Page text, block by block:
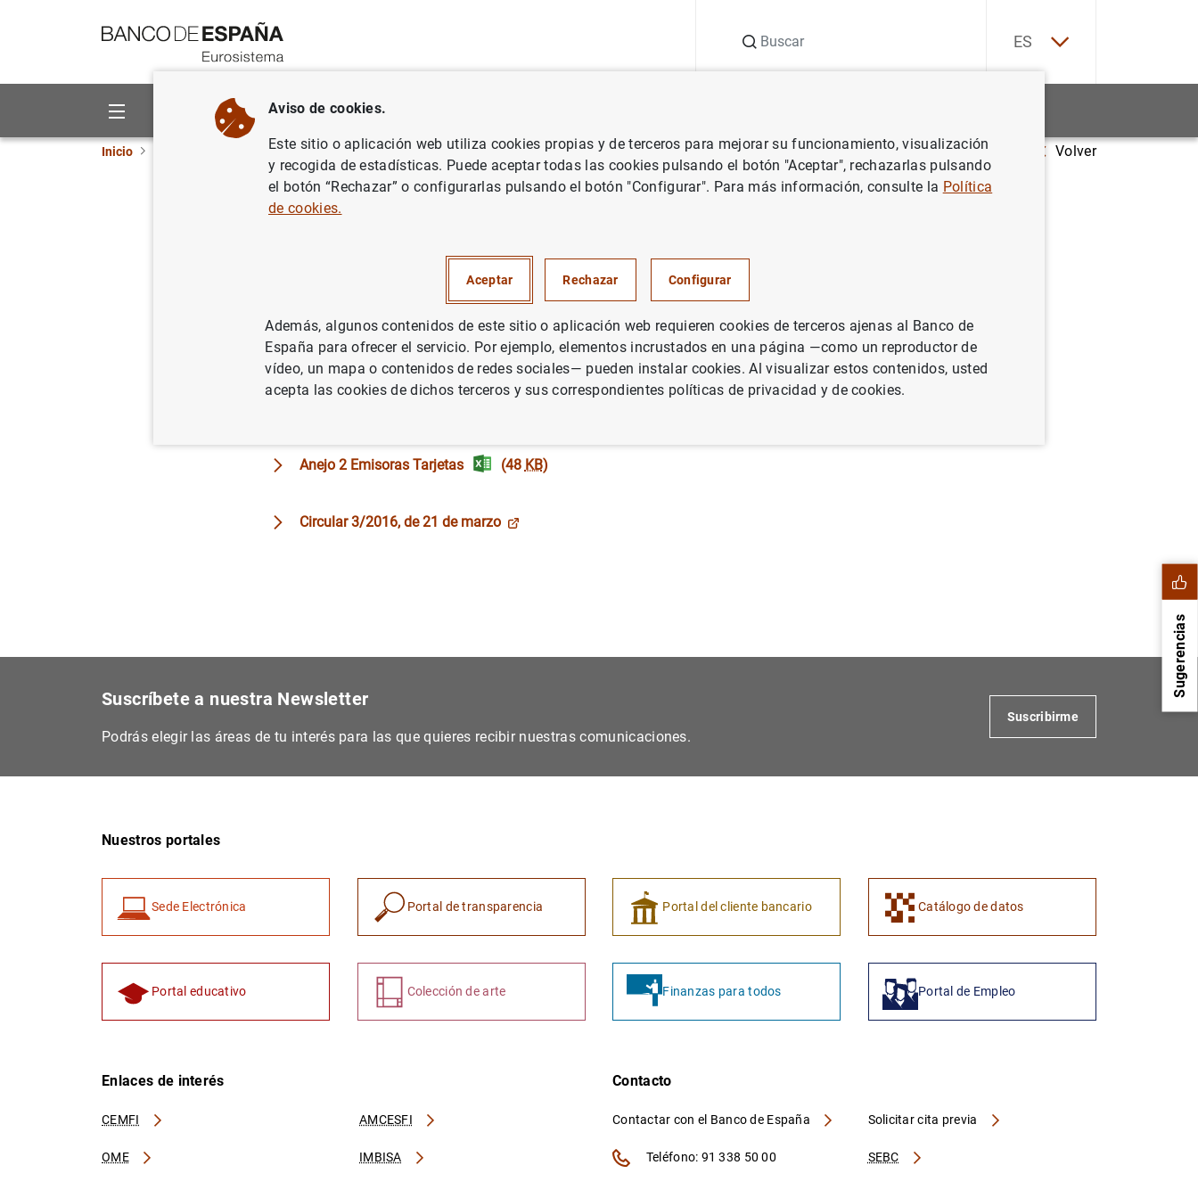
ES
Sobre el Banco Áreas de actuación
Inicio Punto de Información Proveedores de servicios de pago Información al Banco de España (Circular 3/2016): impresos y documentos relacionados Volver
Información al Banco de España
(Circular 3/2016): impresos y
documentos relacionados
Comunicación de titularidad de cajeros y/o emisión de tarjetas (96KB)
Anejo 2 Emisoras Tarjetas (48 KB)
Circular 3/2016, de 21 de marzo
Sugerencias
Suscríbete a nuestra Newsletter
Podrás elegir las áreas de tu interés para las que quieres recibir nuestras comunicaciones.
Suscribirme
Nuestros portales
Sede Electrónica Portal de transparencia Portal del cliente bancario Catálogo de datos
Portal educativo Colección de arte Finanzas para todos Portal de Empleo
Enlaces de interés
CEMFI AMCESFI
OME IMBISA
Contacto
Contactar con el Banco de España
SEBC
Solicitar cita previa
Teléfono: 91 338 50 00
Aviso de cookies.
Este sitio o aplicación web utiliza cookies propias y de terceros para mejorar su funcionamiento, visualización
y recogida de estadísticas. Puede aceptar todas las cookies pulsando el botón "Aceptar", rechazarlas pulsando
el botón “Rechazar” o configurarlas pulsando el botón "Configurar". Para más información, consulte la Política
de cookies.
Aceptar Rechazar Configurar
Además, algunos contenidos de este sitio o aplicación web requieren cookies de terceros ajenas al Banco de
España para ofrecer el servicio. Por ejemplo, elementos incrustados en una página —como un reproductor de
vídeo, un mapa o contenidos de redes sociales— pueden instalar cookies. Al visualizar estos contenidos, usted
acepta las cookies de dichos terceros y sus correspondientes políticas de privacidad y de cookies.